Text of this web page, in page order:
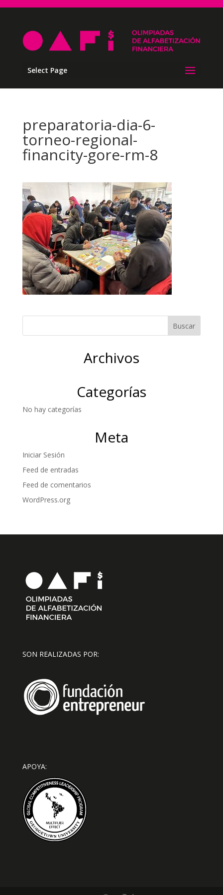
Select Page
preparatoria-dia-6-
torneo-regional-
financity-gore-rm-8
Archivos
Categorías
No hay categorías
Meta
Iniciar Sesión
Feed de entradas
Feed de comentarios
WordPress.org
SON REALIZADAS POR:
APOYA: